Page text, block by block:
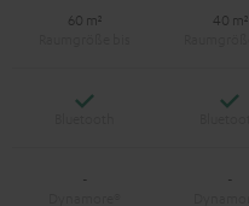
60 m² 40 m²
Ja Ja
- -